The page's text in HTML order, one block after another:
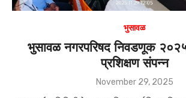
भुसावळ
भुसावळ नगरपरिषद निवडणूक
प्रशिक्षण संपन्न
Posted
November 29, 2025